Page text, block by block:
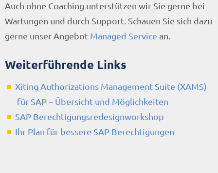
Auch ohne Coaching unterstützen wir Sie gerne bei
Wartungen und durch Support. Schauen Sie sich dazu
gerne unser Angebot Managed Service an.
Weiterführende Links
Xiting Authorizations Management Suite (XAMS)
für SAP – Übersicht und Möglichkeiten
SAP Berechtigungsredesignworkshop
Ihr Plan für bessere SAP Berechtigungen